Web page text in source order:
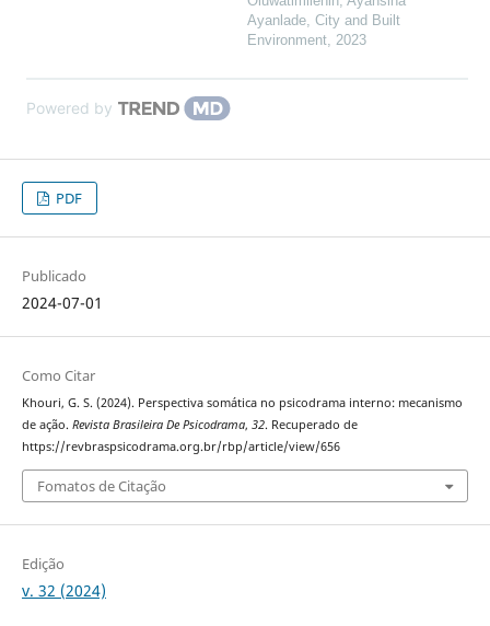
Ayanlade, City and Built
Environment, 2023
Powered by
PDF
Publicado
2024-07-01
Como Citar
Khouri, G. S. (2024). Perspectiva somática no psicodrama interno: mecanismo
de ação. Revista Brasileira De Psicodrama, 32. Recuperado de
https://revbraspsicodrama.org.br/rbp/article/view/656
Fomatos de Citação
Edição
v. 32 (2024)